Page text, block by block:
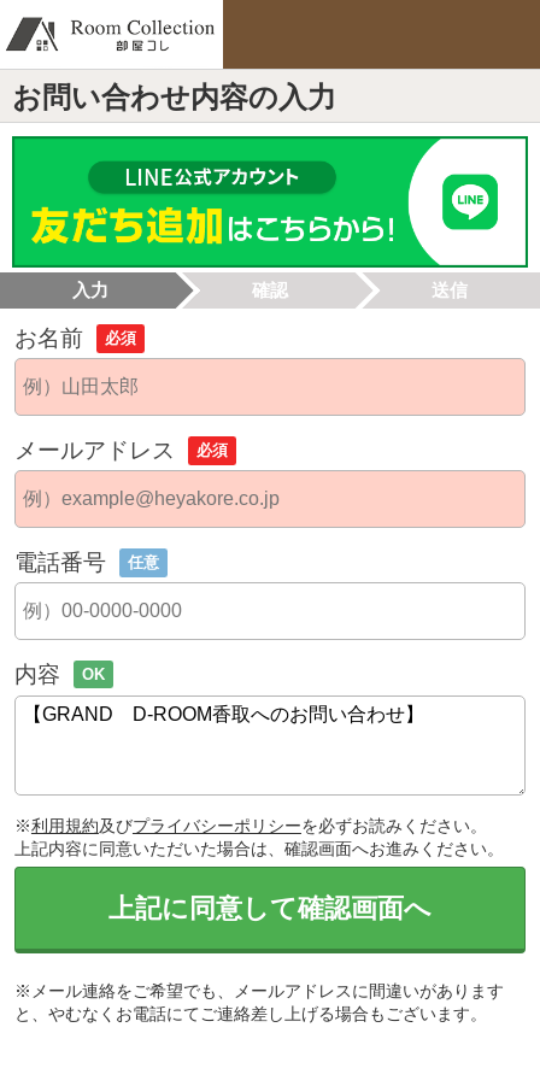
お問い合わせ内容の入力
入力 確認 送信
お名前 必須
メールアドレス 必須
電話番号 任意
内容 OK
※利用規約及びプライバシーポリシーを必ずお読みください。
上記内容に同意いただいた場合は、確認画面へお進みください。
上記に同意して確認画面へ
※メール連絡をご希望でも、メールアドレスに間違いがあります
と、やむなくお電話にてご連絡差し上げる場合もございます。